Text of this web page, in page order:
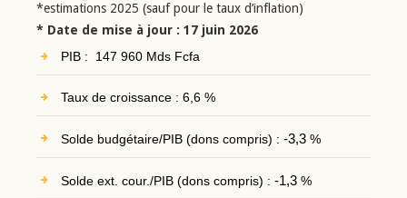
*estimations 2025 (sauf pour le taux d’inflation)
* Date de mise à jour : 17 juin 2026
PIB : 147 960 Mds Fcfa
Taux de croissance : 6,6 %
Solde budgétaire/PIB (dons compris) : -3,3%
Solde ext. cour./PIB (dons compris) : -1,3%